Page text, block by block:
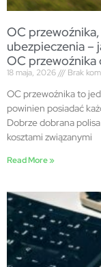
OC
ubezpieczenia –
OC
18 maja, 2026 Brak
OC przewoźnika to
powinien posiadać
Dobrze dobrana
kosztami związanymi
Read More »